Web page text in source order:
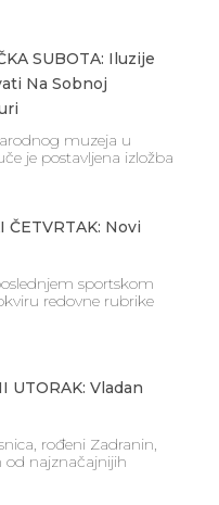
SUBOTA: Iluzije
Na Sobnoj
muzeja u
je postavljena izložba
ČETVRTAK: Novi
sportskom
redovne rubrike
UTORAK: Vladan
rođeni Zadranin,
od najznačajnijih